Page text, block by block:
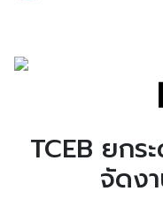
TCEB ยกร
จัดง